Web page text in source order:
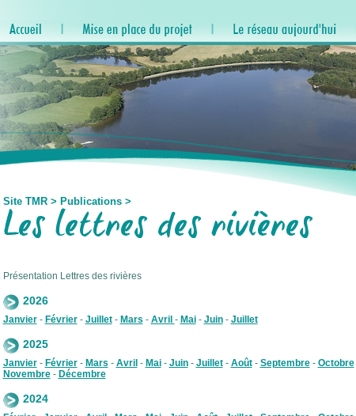
Site TMR> Publications>
Présentation Lettres des rivières
2026
Janvier- Février- Juillet- Mars - Avril - Mai- Juin- Juillet
2025
Janvier- Février- Mars - Avril - Mai- Juin- Juillet- Août- Septembre- Octobre
Novembre- Décembre
2024